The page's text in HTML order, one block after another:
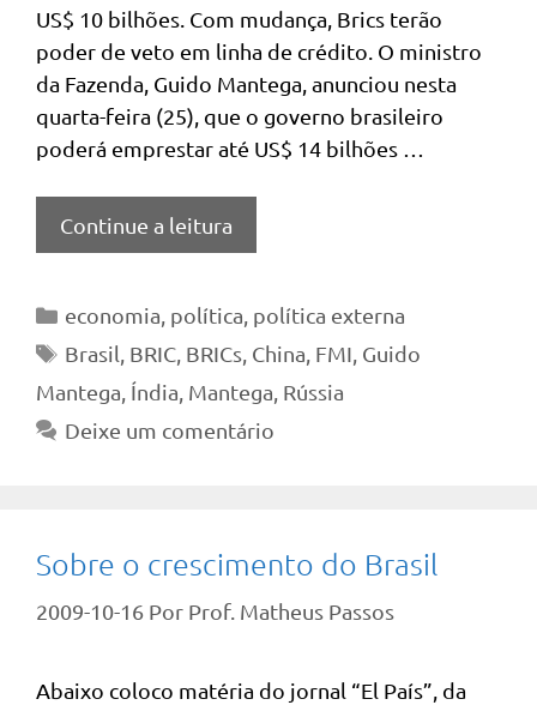
US$ 10 bilhões. Com mudança, Brics terão
poder de veto em linha de crédito. O ministro
da Fazenda, Guido Mantega, anunciou nesta
quarta-feira (25), que o governo brasileiro
poderá emprestar até US$ 14 bilhões …
Continue a leitura
Categorias
economia política política externa
Tags
Brasil BRIC, BRICs, China FMI Guido
Mantega Índia Mantega Rússia
Deixe um comentário
Sobre o crescimento do Brasil
2009-10-16 Por Prof. Matheus Passos
Abaixo coloco matéria do jornal “El País”, da